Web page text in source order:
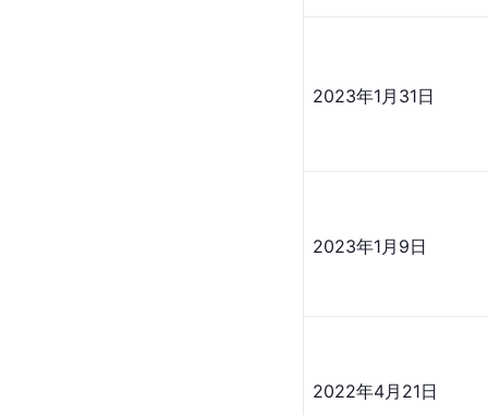
2023年1月31日
2023年1月9日
2022年4月21日